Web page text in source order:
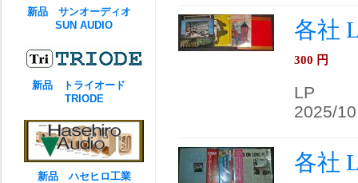
各社
300 円
LP
2025/10
各社
新品 サンオーディオ
SUN AUDIO
新品 トライオード
TRIODE
新品 ハセヒロ工業